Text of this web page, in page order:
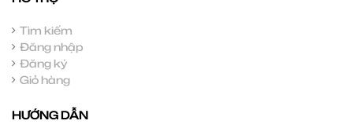
Tìm kiếm
Đăng nhập
Đăng ký
Giỏ hàng
HƯỚNG DẪN